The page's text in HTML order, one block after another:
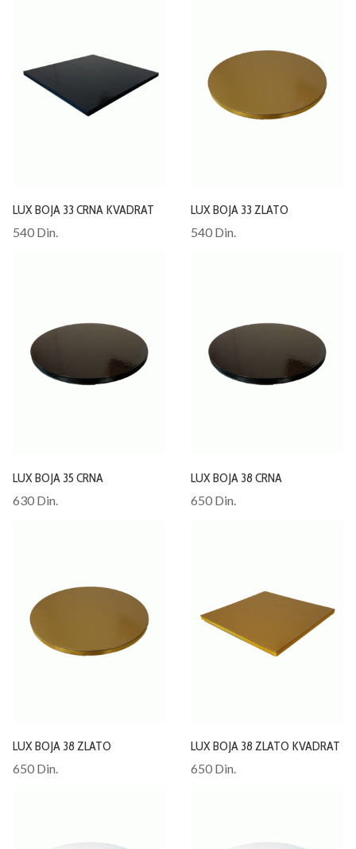
LUX BOJA 33 CRNA KVADRAT
540 Din.
LUX BOJA 33 ZLATO
540 Din.
LUX BOJA 35 CRNA
630 Din.
LUX BOJA 38 CRNA
650 Din.
LUX BOJA 38 ZLATO
650 Din.
LUX BOJA 38 ZLATO KVADRAT
650 Din.